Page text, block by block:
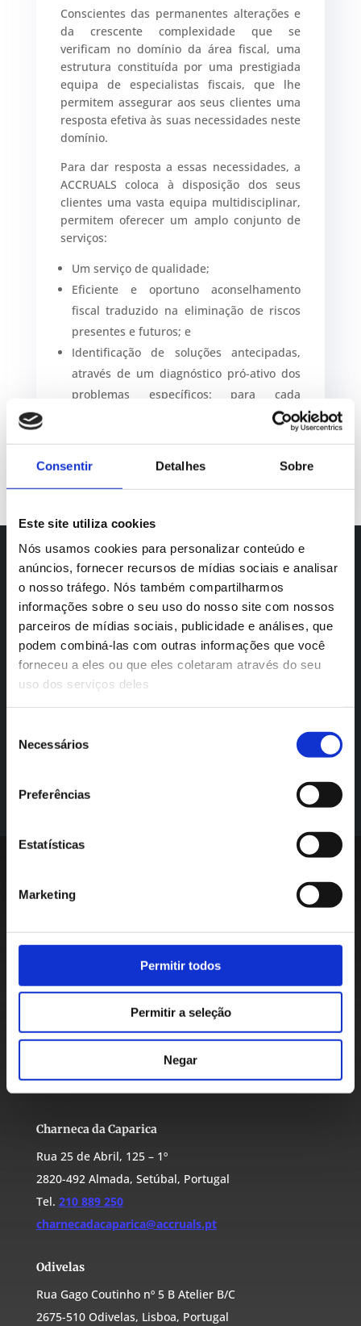
Consentir Detalhes Sobre
Este site utiliza cookies
Nós usamos cookies para personalizar conteúdo e
anúncios, fornecer recursos de mídias sociais e analisar
o nosso tráfego. Nós também compartilharmos
informações sobre o seu uso do nosso site com nossos
parceiros de mídias sociais, publicidade e análises, que
podem combiná-las com outras informações que você
forneceu a eles ou que eles coletaram através do seu
uso dos serviços deles
Necessários
Preferências
Estatísticas
Marketing
Permitir todos
Permitir a seleção
Negar
Conscientes das permanentes alterações e
da crescente complexidade que se
verificam no domínio da área fiscal, uma
estrutura constituída por uma prestigiada
equipa de especialistas fiscais, que lhe
permitem assegurar aos seus clientes uma
resposta efetiva às suas necessidades neste
domínio.
Para dar resposta a essas necessidades, a
ACCRUALS coloca à disposição dos seus
clientes uma vasta equipa multidisciplinar,
permitem oferecer um amplo conjunto de
serviços:
Um serviço de qualidade;
Eficiente e oportuno aconselhamento
fiscal traduzido na eliminação de riscos
presentes e futuros; e
Identificação de soluções antecipadas,
através de um diagnóstico pró-ativo dos
problemas específicos: para cada
Conheça todos os
serviços da Accruals
Linda-a-Velha
Rua Moinho de Vento, 6A
2795-144 Oeiras, Lisboa, Portugal
Charneca da Caparica
Rua 25 de Abril, 125 – 1º
2820-492 Almada, Setúbal, Portugal
Tel. 210 889 250
charnecadacaparica@accruals.pt
Odivelas
Rua Gago Coutinho nº 5 B Atelier B/C
2675-510 Odivelas, Lisboa, Portugal